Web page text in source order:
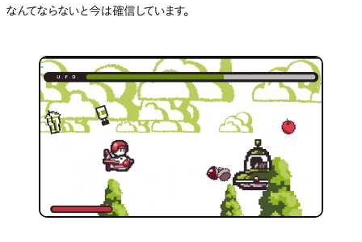
なんてならないと今は確信しています。